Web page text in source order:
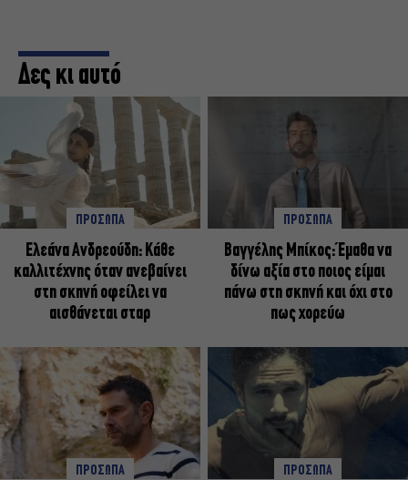
Δες κι αυτό
ΠΡΟΣΩΠΑ
Ελεάνα Ανδρεούδη: Κάθε
καλλιτέχνης όταν ανεβαίνει
στη σκηνή οφείλει να
αισθάνεται σταρ
ΠΡΟΣΩΠΑ
Βαγγέλης Μπίκος: Έμαθα να
δίνω αξία στο ποιος είμαι
πάνω στη σκηνή και όχι στο
πως χορεύω
ΠΡΟΣΩΠΑ ΠΡΟΣΩΠΑ